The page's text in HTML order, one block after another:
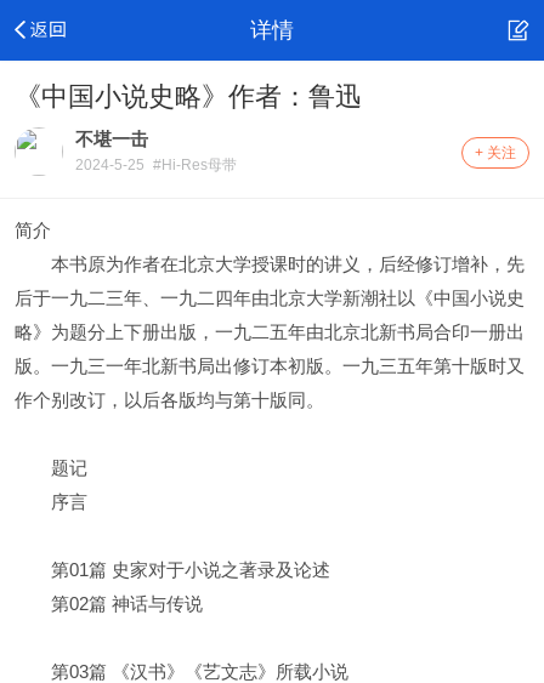
详情
《中国小说史略》作者：鲁迅
不堪一击
2024-5-25 #Hi-Res母带
+ 关注
简介
本书原为作者在北京大学授课时的讲义，后经修订增补，先
后于一九二三年、一九二四年由北京大学新潮社以《中国小说史
略》为题分上下册出版，一九二五年由北京北新书局合印一册出
版。一九三一年北新书局出修订本初版。一九三五年第十版时又
作个别改订，以后各版均与第十版同。
题记
序言
第01篇 史家对于小说之著录及论述
第02篇 神话与传说
第03篇 《汉书》《艺文志》所载小说